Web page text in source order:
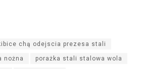
chą odejscia prezesa stali
nożna porażka stali stalowa wola